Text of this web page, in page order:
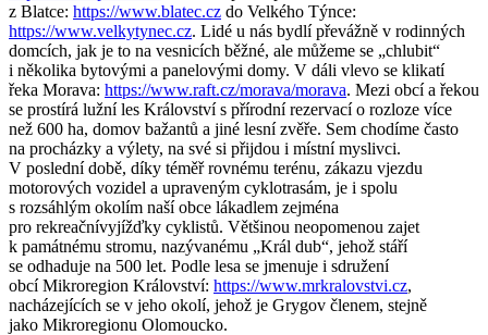
z Blatce: https://www.blatec.cz do Velkého Týnce:
https://www.velkytynec.cz. Lidé u nás bydlí převážně v rodinných
domcích, jak je to na vesnicích běžné, ale můžeme se „chlubit“
i několika bytovými a panelovými domy. V dáli vlevo se klikatí
řeka Morava: https://www.raft.cz/morava/morava. Mezi obcí a řekou
se prostírá lužní les Království s přírodní rezervací o rozloze více
než 600 ha, domov bažantů a jiné lesní zvěře. Sem chodíme často
na procházky a výlety, na své si přijdou i místní myslivci.
V poslední době, díky téměř rovnému terénu, zákazu vjezdu
motorových vozidel a upraveným cyklotrasám, je i spolu
s rozsáhlým okolím naší obce lákadlem zejména
pro rekreačnívyjížďky cyklistů. Většinou neopomenou zajet
k památnému stromu, nazývanému „Král dub“, jehož stáří
se odhaduje na 500 let. Podle lesa se jmenuje i sdružení
obcí Mikroregion Království: https://www.mrkralovstvi.cz,
nacházejících se v jeho okolí, jehož je Grygov členem, stejně
jako Mikroregionu Olomoucko.